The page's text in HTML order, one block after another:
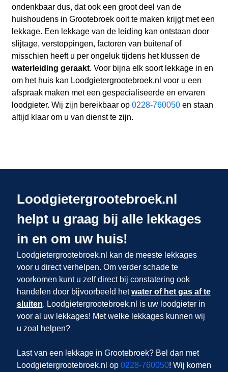
ondenkbaar dus, dat ook een groot deel van de
huishoudens in Grootebroek ooit te maken krijgt met een
lekkage. Een lekkage van de leiding kan ontstaan door
slijtage, verstoppingen, factoren van buitenaf of
misschien heeft u per ongeluk tijdens het klussen de
waterleiding geraakt. Voor bijna elk soort lekkage in en
om het huis kan Loodgietergrootebroek.nl voor u een
afspraak maken met een gespecialiseerde en ervaren
loodgieter. Wij zijn bereikbaar op 0228-760050en staan
altijd klaar om u van dienst te zijn.
Loodgietergrootebroek.nl
helpt u graag bij alle lekkages
in en om uw huis!
Loodgietergrootebroek.nl kan de meeste lekkages
voor u direct verhelpen. Om verder schade te
voorkomen kunt u zelf direct bij constatering ook
handelen door bijvoorbeeld hetwater of het gas af te
sluiten. Loodgietergrootebroek.nl is uw loodgieter in
voor al uw lekkages! Met welke lekkages kunnen wij
u zoal helpen?
Last van een lekkage in Grootebroek? Bel dan met
Loodgietergrootebroek.nl op 0228-760050! Wij komen